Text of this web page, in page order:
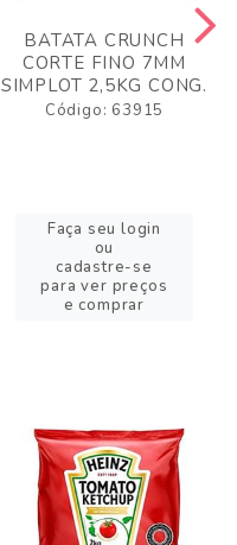
BATATA CRUNCH
CORTE FINO 7MM
SIMPLOT 2,5KG CONG.
Código: 63915
Faça seu login
ou
cadastre-se
para ver preços
e comprar